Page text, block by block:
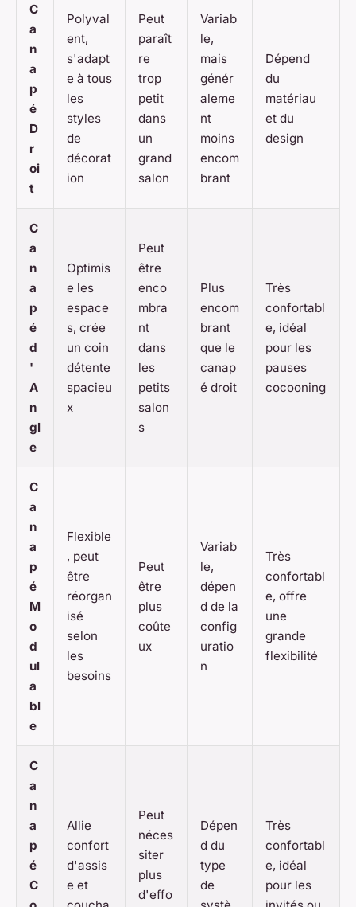
C
a
n
a
p
é
D
r
oi
t
Polyval
ent,
s'adapt
e à tous
les
styles
de
décorat
ion
Peut
paraît
re
trop
petit
dans
un
grand
salon
Variab
le,
mais
génér
aleme
nt
moins
encom
brant
Dépend
du
matériau
et du
design
C
a
n
a
p
é
d
'
A
n
gl
e
Optimis
e les
espace
s, crée
un coin
détente
spacieu
x
Peut
être
enco
mbra
nt
dans
les
petits
salon
s
Plus
encom
brant
que le
canap
é droit
Très
confortabl
e, idéal
pour les
pauses
cocooning
C
a
n
a
p
é
M
o
d
ul
a
bl
e
Flexible
, peut
être
réorgan
isé
selon
les
besoins
Peut
être
plus
coûte
ux
Variab
le,
dépen
d de la
config
uratio
n
Très
confortabl
e, offre
une
grande
flexibilité
C
a
n
a
p
é
C
Allie
confort
d'assis
e et
Peut
néces
siter
plus
d'effo
Dépen
d du
type
de
Très
confortabl
e, idéal
pour les